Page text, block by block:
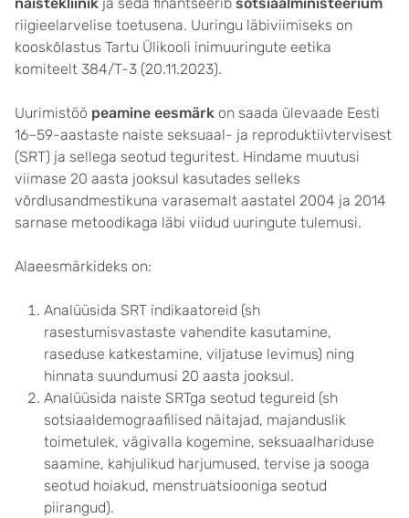
naistekliinik ja seda finantseerib sotsiaalministeerium
riigieelarvelise toetusena. Uuringu läbiviimiseks on
kooskõlastus Tartu Ülikooli inimuuringute eetika
komiteelt 384/T-3 (20.11.2023).
Uurimistöö peamine eesmärk on saada ülevaade Eesti
16–59-aastaste naiste seksuaal- ja reproduktiivtervisest
(SRT) ja sellega seotud teguritest. Hindame muutusi
viimase 20 aasta jooksul kasutades selleks
võrdlusandmestikuna varasemalt aastatel 2004 ja 2014
sarnase metoodikaga läbi viidud uuringute tulemusi.
Alaeesmärkideks on:
Analüüsida SRT indikaatoreid (sh
rasestumisvastaste vahendite kasutamine,
raseduse katkestamine, viljatuse levimus) ning
hinnata suundumusi 20 aasta jooksul.
Analüüsida naiste SRTga seotud tegureid (sh
sotsiaaldemograafilised näitajad, majanduslik
toimetulek, vägivalla kogemine, seksuaalhariduse
saamine, kahjulikud harjumused, tervise ja sooga
seotud hoiakud, menstruatsiooniga seotud
piirangud).